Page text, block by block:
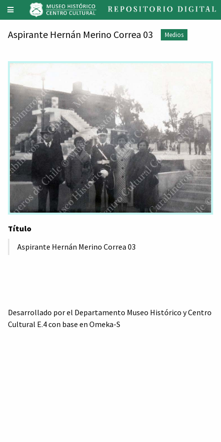
Aspirante Hernán Merino Correa 03 Medios
Título
Aspirante Hernán Merino Correa 03
Desarrollado por el Departamento Museo Histórico y Centro
Cultural E.4 con base en Omeka-S